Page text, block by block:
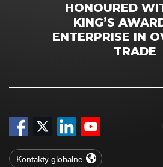
HONOURED
KING’S
ENTERPRISE IN
TRADE
Kontakty globalne